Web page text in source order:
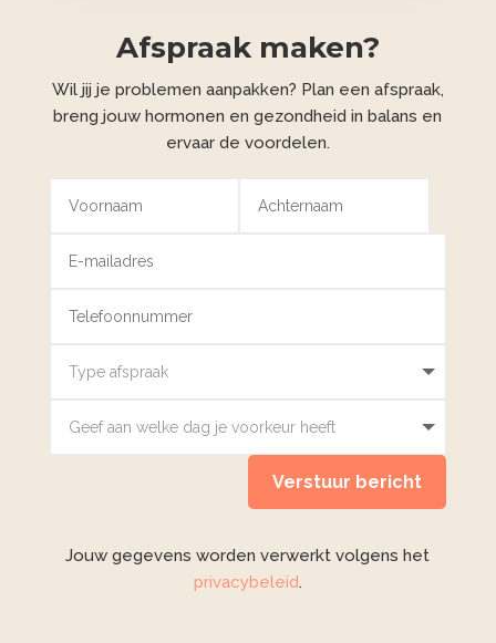
Afspraak maken?
Wil jij je problemen aanpakken? Plan een afspraak,
breng jouw hormonen en gezondheid in balans en
ervaar de voordelen.
Verstuur bericht
Jouw gegevens worden verwerkt volgens het
privacybeleid.